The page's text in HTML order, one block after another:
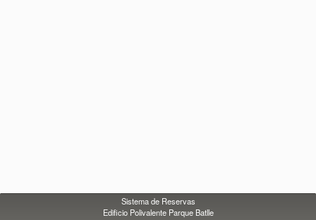
Sistema de Reservas
Edificio Polivalente Parque Batlle